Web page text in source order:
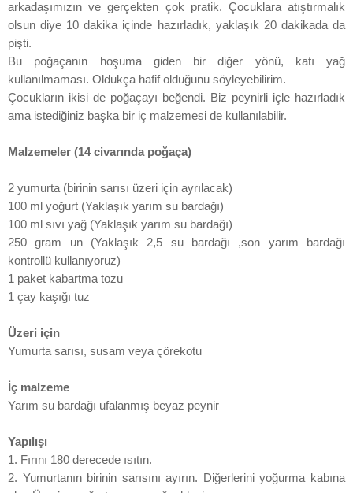
arkadaşımızın ve gerçekten çok pratik. Çocuklara atıştırmalık
olsun diye 10 dakika içinde hazırladık, yaklaşık 20 dakikada da
pişti.
Bu poğaçanın hoşuma giden bir diğer yönü, katı yağ
kullanılmaması. Oldukça hafif olduğunu söyleyebilirim.
Çocukların ikisi de poğaçayı beğendi. Biz peynirli içle hazırladık
ama istediğiniz başka bir iç malzemesi de kullanılabilir.
Malzemeler (14 civarında poğaça)
2 yumurta (birinin sarısı üzeri için ayrılacak)
100 ml yoğurt (Yaklaşık yarım su bardağı)
100 ml sıvı yağ (Yaklaşık yarım su bardağı)
250 gram un (Yaklaşık 2,5 su bardağı ,son yarım bardağı
kontrollü kullanıyoruz)
1 paket kabartma tozu
1 çay kaşığı tuz
Üzeri için
Yumurta sarısı, susam veya çörekotu
İç malzeme
Yarım su bardağı ufalanmış beyaz peynir
Yapılışı
1. Fırını 180 derecede ısıtın.
2. Yumurtanın birinin sarısını ayırın. Diğerlerini yoğurma kabına